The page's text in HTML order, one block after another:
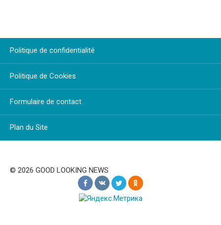
Politique de confidentialité
Politique de Cookies
Formulaire de contact
Plan du Site
© 2026 GOOD LOOKING NEWS